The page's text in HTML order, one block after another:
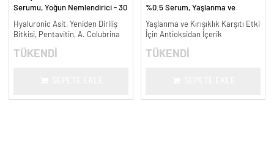
Serumu, Yoğun Nemlendirici - 30
Hyaluronic Asit, Yeniden Diriliş
Bitkisi, Pentavitin, A. Colubrina
TÜKENDİ
%0.5 Serum, Yaşlanma ve
Yaşlanma ve Kırışıklık Karşıtı Etki
İçin Antioksidan İçerik
TÜKENDİ